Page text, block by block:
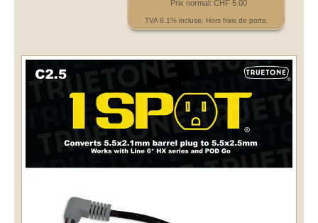
Prix normal: CHF 5.00
TVA 8.1% incluse. Hors frais de ports.